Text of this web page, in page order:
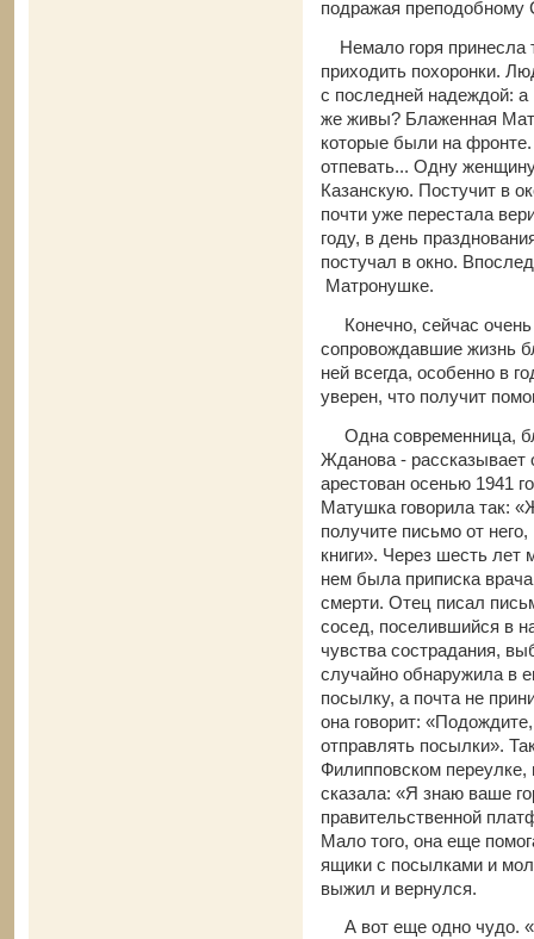
подражая
Немало горя принесла
приходить похоронки.
с последней надеждой:
же живы? Блаженная
которые были на
отпевать... Одну
Казанскую. Постучит в
почти уже перестала
году, в день
постучал в окно.
Матронушке.
Конечно, сейчас очень
сопровождавшие жизнь
ней всегда, особенно в
уверен, что получит
Одна современница,
Жданова -
арестован осенью 1941
Матушка говорила так:
получите письмо от
книги». Через шесть лет
нем была приписка
смерти. Отец писал
сосед, поселившийся в
чувства сострадания,
случайно обнаружила в
посылку, а почта не
она говорит:
отправлять посылки».
Филипповском
сказала: «Я знаю ваше
правительственной
Мало того, она еще
ящики с посылками и
выжил и вернулся.
А вот еще одно чудо. «